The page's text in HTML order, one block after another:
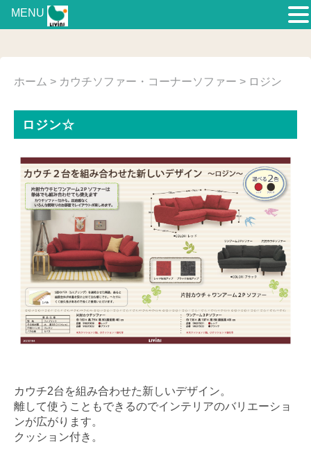
ホーム > カウチソファー・コーナーソファー > ロジン
ロジン☆
カウチ2台を組み合わせた新しいデザイン。
離して使うこともできるのでインテリアのバリエーショ
ンが広がります。
クッション付き。
MENU